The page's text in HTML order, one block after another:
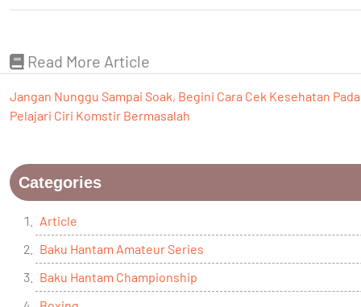
Read More Article
Jangan Nunggu Sampai Soak, Begini Cara Cek Kesehatan
Pelajari Ciri Komstir Bermasalah
Categories
Article
Baku Hantam Amateur Series
Baku Hantam Championship